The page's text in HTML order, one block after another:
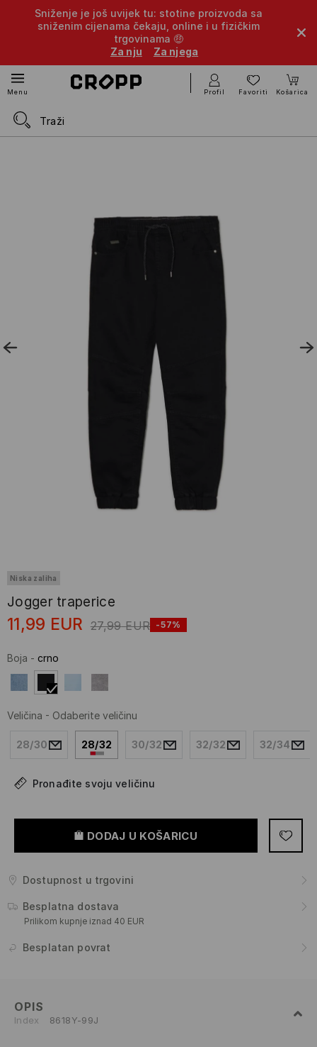
Sniženje je još uvijek tu: stotine proizvoda sa
sniženim cijenama čekaju, online i u fizičkim
trgovinama 🤑
Za nju
Za njega
Menu Profil Favoriti Košarica
Niska zaliha
Jogger traperice
11,99 EUR 27,99 EUR -57%
Boja - crno
Veličina - Odaberite veličinu
28/30 28/32 30/32 32/32 32/34
Pronađite svoju veličinu
DODAJ U KOŠARICU
Dostupnost u trgovini
Besplatna dostava
Prilikom kupnje iznad 40 EUR
Besplatan povrat
OPIS
Index 8618Y-99J